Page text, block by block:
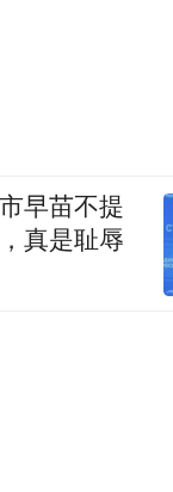
早苗不提
真是耻辱